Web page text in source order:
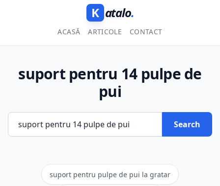
K atalo.
ACASĂ ARTICOLE CONTACT
suport pentru 14 pulpe de
pui
Search
suport pentru pulpe de pui la gratar